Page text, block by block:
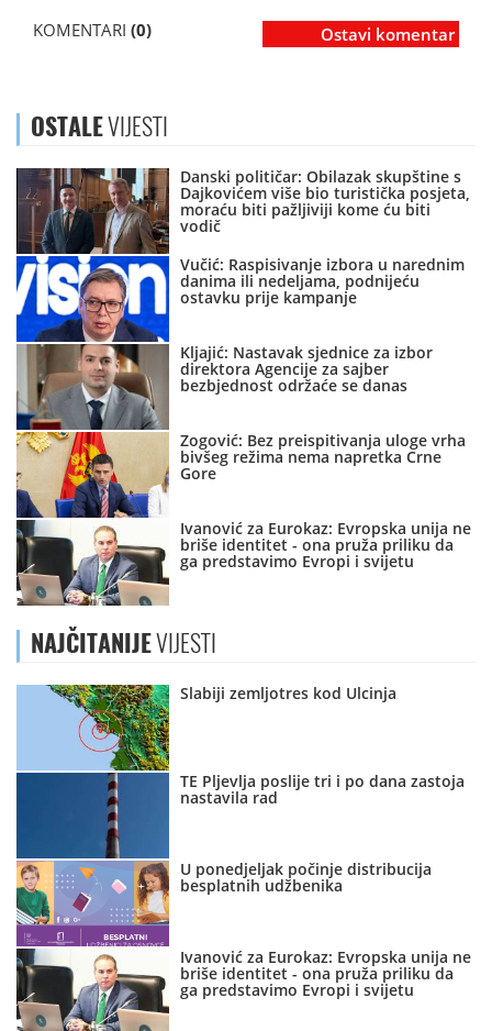
KOMENTARI (0) Ostavi komentar
OSTALEVIJESTI
Danski političar: Obilazak skupštine s
Dajkovićem više bio turistička posjeta,
moraću biti pažljiviji kome ću biti
vodič
Vučić: Raspisivanje izbora u narednim
danima ili nedeljama, podnijeću
ostavku prije kampanje
Kljajić: Nastavak sjednice za izbor
direktora Agencije za sajber
bezbjednost održaće se danas
Zogović: Bez preispitivanja uloge vrha
bivšeg režima nema napretka Crne
Gore
Ivanović za Eurokaz: Evropska unija ne
briše identitet - ona pruža priliku da
ga predstavimo Evropi i svijetu
NAJČITANIJEVIJESTI
Slabiji zemljotres kod Ulcinja
TE Pljevlja poslije tri i po dana zastoja
nastavila rad
U ponedjeljak počinje distribucija
besplatnih udžbenika
Ivanović za Eurokaz: Evropska unija ne
briše identitet - ona pruža priliku da
ga predstavimo Evropi i svijetu